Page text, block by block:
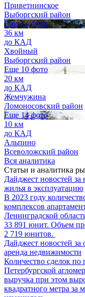
Приветнинское
Выборгский район
Еще 14 фото
36 км
до КАД
Хвойный
Выборгский район
Еще 10 фото
20 км
до КАД
Жемчужина
Ломоносовский район
Еще 14 фото
10 км
до КАД
Альпино
Всеволожский район
Вся аналитика
Статьи и аналитика
Дайджест новостей за
жилья в эксплуатацию
В 2023 году
комплексов
Ленинградской
33 891 юнит. Объем
2 719 юнитов.
Дайджест новостей за
аренда недвижимости
Количество сделок по
Петербургской
выручка при этом
квадратного метра за